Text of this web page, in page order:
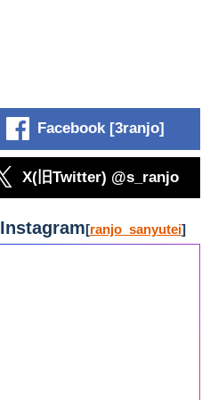
Facebook [3ranjo]
X(旧Twitter) @s_ranjo
Instagram[ranjo_sanyutei]